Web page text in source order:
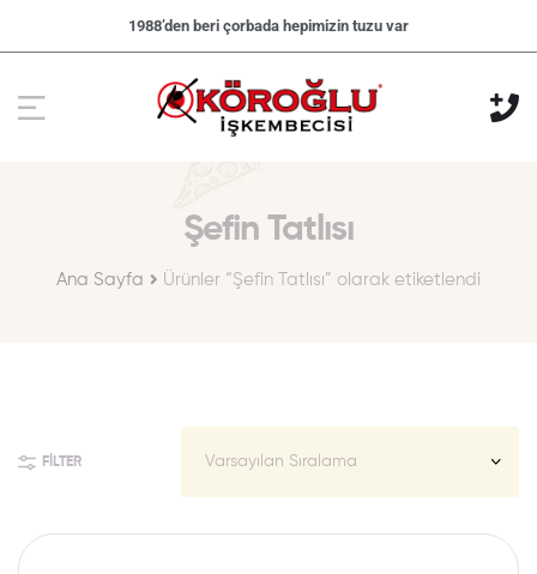
1988’den beri çorbada hepimizin tuzu var
Şefin Tatlısı
Ana Sayfa Ürünler “Şefin Tatlısı” olarak etiketlendi
FILTER